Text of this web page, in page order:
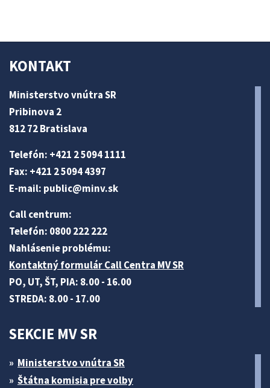
KONTAKT
Ministerstvo vnútra SR
Pribinova 2
812 72 Bratislava
Telefón: +421 2 5094 1111
Fax: +421 2 5094 4397
E-mail: public@minv.sk
Call centrum:
Telefón: 0800 222 222
Nahlásenie problému:
Kontaktný formulár Call Centra MV SR
PO, UT, ŠT, PIA: 8.00 - 16.00
STREDA: 8.00 - 17.00
SEKCIE MV SR
Ministerstvo vnútra SR
Štátna komisia pre volby